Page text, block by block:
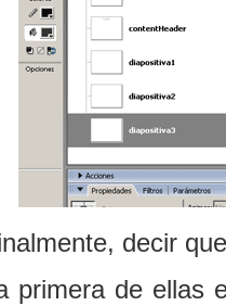
decir
primera de ellas